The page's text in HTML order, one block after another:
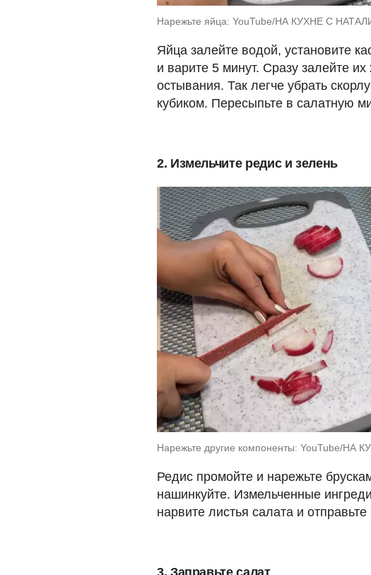
Нарежьте яйца: YouTube/НА КУХНЕ С
Яйца залейте водой, установите
и варите 5 минут. Сразу залейте
остывания. Так легче убрать
кубиком. Пересыпьте в салатную
2. Измельчите редис и зелень
Нарежьте другие компоненты: YouTube/НА
Редис промойте и нарежьте
нашинкуйте. Измельченные
нарвите листья салата и